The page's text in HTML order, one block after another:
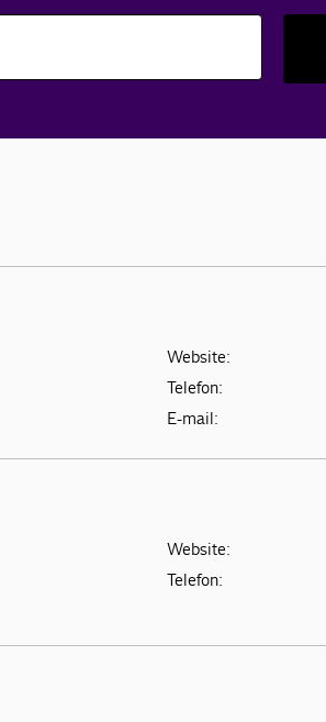
Website:
Telefon:
E-mail:
Website:
Telefon: